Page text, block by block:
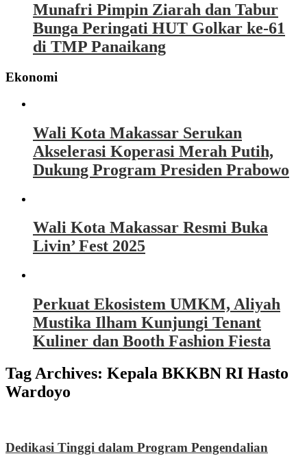
Munafri Pimpin Ziarah dan Tabur
Bunga Peringati HUT Golkar ke-61
di TMP Panaikang
Ekonomi
Wali Kota Makassar Serukan
Akselerasi Koperasi Merah Putih,
Dukung Program Presiden Prabowo
Wali Kota Makassar Resmi Buka
Livin’ Fest 2025
Perkuat Ekosistem UMKM, Aliyah
Mustika Ilham Kunjungi Tenant
Kuliner dan Booth Fashion Fiesta
Tag Archives: Kepala BKKBN RI Hasto
Wardoyo
Dedikasi Tinggi dalam Program Pengendalian